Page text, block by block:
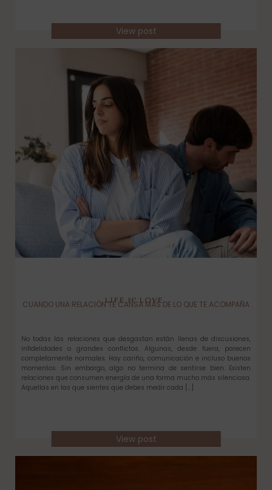
View post
LIFE N’ LOVE
CUANDO UNA RELACIÓN TE CANSA MÁS DE LO QUE TE ACOMPAÑA
No todas las relaciones que desgastan están llenas de discusiones,
infidelidades o grandes conflictos. Algunas, desde fuera, parecen
completamente normales. Hay cariño, comunicación e incluso buenos
momentos. Sin embargo, algo no termina de sentirse bien. Existen
relaciones que consumen energía de una forma mucho más silenciosa.
Aquellas en las que sientes que debes medir cada […]
View post